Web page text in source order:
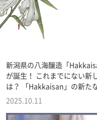
新潟県の八海醸造「
が誕生！ これまでにない新
は？ 「Hakkaisan」の新た
2025.10.11